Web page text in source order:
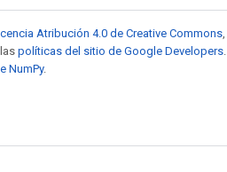
Atribución 4.0 de Creative Commons
políticas del sitio de Google Developers
NumPy.